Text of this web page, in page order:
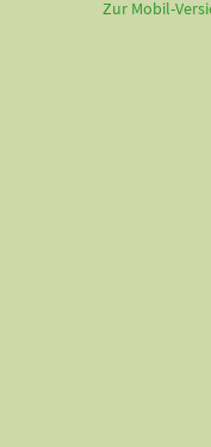
Zur Mobil-